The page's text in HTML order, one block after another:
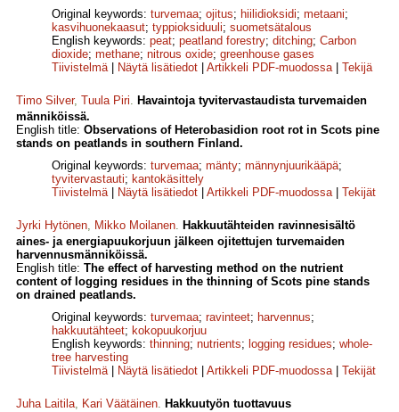
Original keywords: turvemaa; ojitus; hiilidioksidi; metaani;
kasvihuonekaasut; typpioksiduuli; suometsätalous
English keywords: peat; peatland forestry; ditching; Carbon
dioxide; methane; nitrous oxide; greenhouse gases
Tiivistelmä| Näytä lisätiedot Artikkeli PDF-muodossa| Tekijä
Timo Silver, Tuula Piri. Havaintoja tyvitervastaudista turvemaiden
männiköissä.
English title: Observations of Heterobasidion root rot in Scots pine
stands on peatlands in southern Finland.
Original keywords: turvemaa; mänty; männynjuurikääpä;
tyvitervastauti; kantokäsittely
Tiivistelmä| Näytä lisätiedot Artikkeli PDF-muodossa| Tekijät
Jyrki Hytönen, Mikko Moilanen. Hakkuutähteiden ravinnesisältö
aines- ja energiapuukorjuun jälkeen ojitettujen turvemaiden
harvennusmänniköissä.
English title: The effect of harvesting method on the nutrient
content of logging residues in the thinning of Scots pine stands
on drained peatlands.
Original keywords: turvemaa; ravinteet; harvennus;
hakkuutähteet; kokopuukorjuu
English keywords: thinning; nutrients; logging residues; whole-
tree harvesting
Tiivistelmä| Näytä lisätiedot Artikkeli PDF-muodossa| Tekijät
Juha Laitila, Kari Väätäinen. Hakkuutyön tuottavuus